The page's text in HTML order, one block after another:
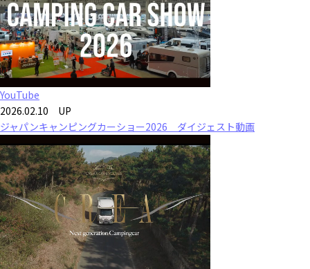
YouTube
2026.02.10 UP
ジャパンキャンピングカーショー2026 ダイジェスト動画